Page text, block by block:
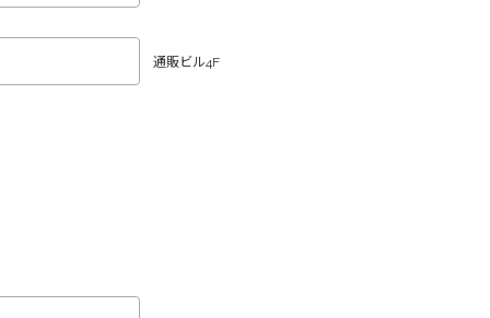
通販ビル4F